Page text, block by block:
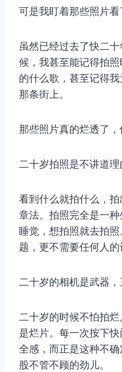
可是我盯着那些照片看
虽然已经过去了快二
候，我甚至能记得拍
的什么歌，甚至记得
那条街上。
那些照片真的烂透了，
二十岁拍照是不讲道理
看到什么就拍什么，
章法。拍照完全是一
睡觉，想拍照就去拍
题，更不需要任何人的
二十岁的相机是武器，
二十岁的时候不怕拍
是烂片。每一次按下
全感，而正是这种不
股不管不顾的劲儿。